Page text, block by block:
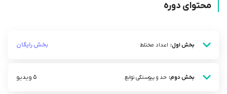
محتوای دوره
بخش اول: اعداد مختلط بخش رایگان
بخش دوم: حد و پیوستگی توابع 5 ویدیو